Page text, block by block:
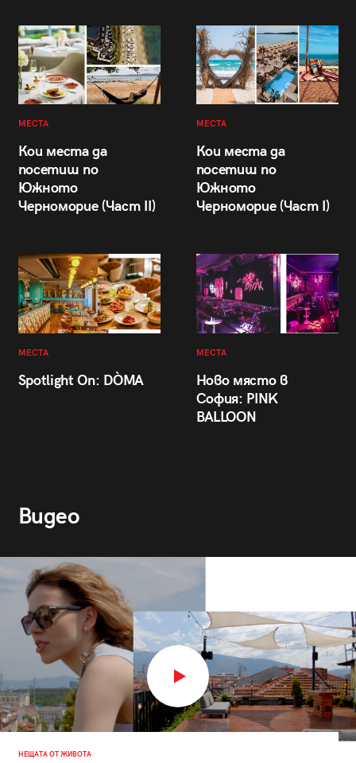
МЕСТА
Кои места да
посетиш по
Южното
Черноморие (Част II)
МЕСТА
Кои места да
посетиш по
Южното
Черноморие (Част I)
МЕСТА
Spotlight On: DÒMA
МЕСТА
Ново място в
София: PINK
BALLOON
Видео
НЕЩАТА ОТ ЖИВОТА